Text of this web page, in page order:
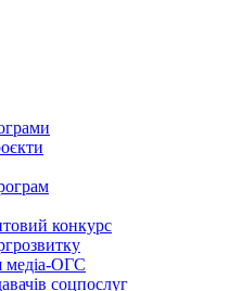
конкурс
медіа-ОГС
соцпослуг